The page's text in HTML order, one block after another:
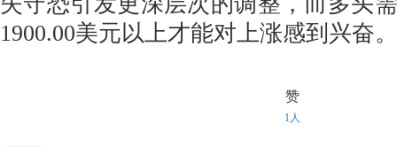
1900.00美元以上才能对上涨感到兴奋。
赞
1人